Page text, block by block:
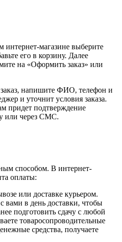
интернет-магазине выберите
его в корзину. Далее
на «Оформить заказ» или
напишите ФИО, телефон и
и уточнит условия заказа.
придет подтверждение
или через СМС.
способом. В интернет-
оплаты:
или доставке курьером.
вами в день доставки, чтобы
подготовить сдачу с любой
товаросопроводительные
средства, получаете